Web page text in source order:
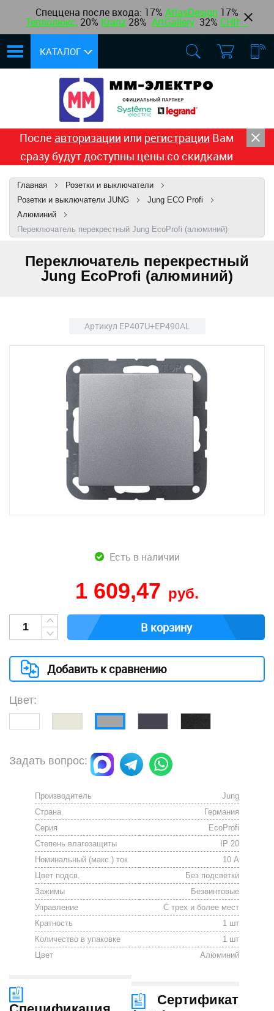
Спеццена после входа: 17% AtlasDesign 17%
Теплолюкс, 20% Kranz 28% ArtGallery 32% CHINT
КАТАЛОГ
После авторизации или регистрации Вам
сразу будут доступны цены со скидками
Главная
Розетки и выключатели
Розетки и выключатели JUNG
Jung ECO Profi
Алюминий
Переключатель перекрестный Jung EcoProfi (алюминий)
Переключатель перекрестный
Jung EcoProfi (алюминий)
Артикул EP407U+EP490AL
Есть в наличии
1 609,47 руб.
В корзину
Добавить к сравнению
Цвет:
Задать вопрос:
Производитель
Jung
Страна
Германия
Серия
EcoProfi
Степень влагозащиты
IP 20
Номинальный (макс.) ток
10 А
Цвет подсв.
Без подсветки
Зажимы
Безвинтовые
Управление
С трех и более мест
Кратность
1 шт
Количество в упаковке
1 шт
Цвет
Алюминий
Сертификат